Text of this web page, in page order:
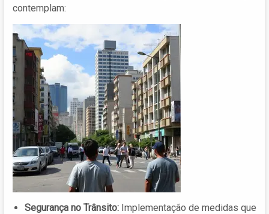
contemplam:
Segurança no Trânsito: Implementação de medidas que